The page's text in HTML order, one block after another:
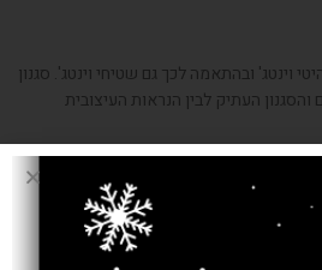
וינטג' ובהתאמה לכך גם שטיחי וינטג'. סגנון
העתיק לבין הנראות העיצובית
וינטג' כוללת שפשוף של השטיח באבנים
וכך יוצרת דוגמה שחוקה
לשטיח שטיפה כימית אשר מותירה אותו
ובעל סגנון חדשני.